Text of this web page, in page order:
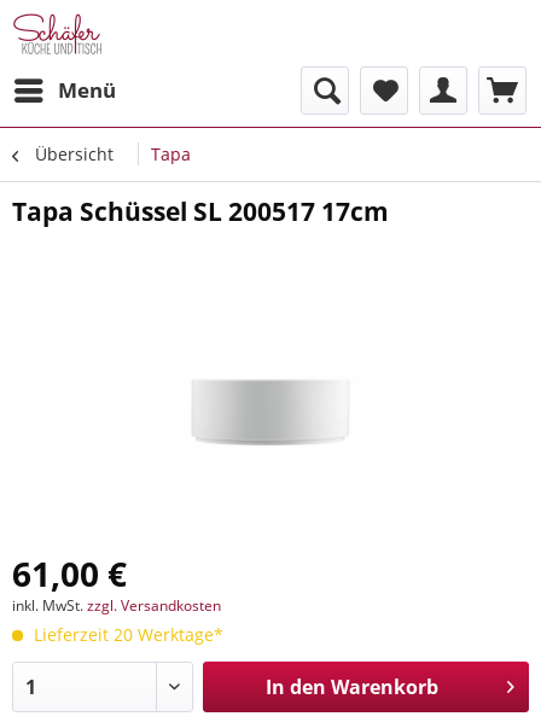
Menü
Übersicht Tapa
Tapa Schüssel SL 200517 17cm
61,00 €
inkl. MwSt.zzgl. Versandkosten
Lieferzeit 20 Werktage*
In den Warenkorb